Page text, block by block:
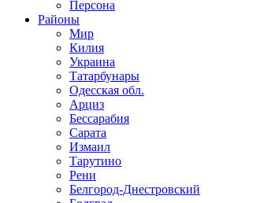
Персона
Районы
Мир
Килия
Украина
Татарбунары
Одесская обл.
Арциз
Бессарабия
Сарата
Измаил
Тарутино
Рени
Белгород-Днестровский